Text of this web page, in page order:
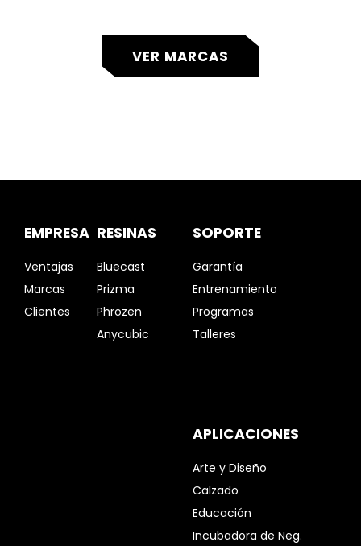
VER MARCAS
EMPRESA
Ventajas
Marcas
Clientes
RESINAS
Bluecast
Prizma
Phrozen
Anycubic
SOPORTE
Garantía
Entrenamiento
Programas
Talleres
APLICACIONES
Arte y Diseño
Calzado
Educación
Incubadora de Neg.